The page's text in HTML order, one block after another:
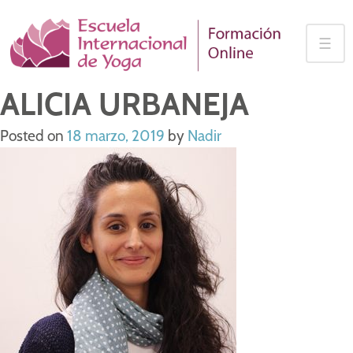
content
☰
ALICIA URBANEJA
Posted on 18 marzo, 2019 by Nadir